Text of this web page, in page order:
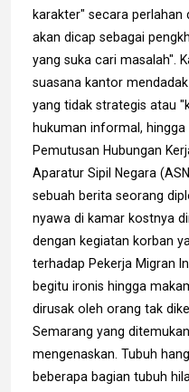
karakter" secara perlahan
akan dicap sebagai
yang suka cari masalah".
suasana kantor
yang tidak strategis atau
hukuman informal,
Pemutusan Hubungan
Aparatur Sipil Negara
sebuah berita seorang
nyawa di kamar kostnya
dengan kegiatan korban
terhadap Pekerja Migran
begitu ironis hingga
dirusak oleh orang tak
Semarang yang
mengenaskan. Tubuh
beberapa bagian tubuh